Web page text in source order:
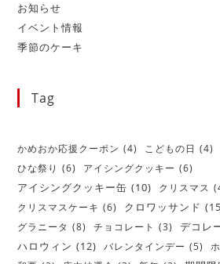
お知らせ
イベント情報
季節のケーキ
Tag
かめおか応援クーポン (4) こどもの日 (4)
ひな祭り (6) アイシングクッキー (6)
アイシングクッキー缶 (10) クリスマス
クリスマスケーキ (6) クロワッサンド
グラニータ (8) チョコレート (3) デコレ
ハロウィン (12) バレンタインデー (5)